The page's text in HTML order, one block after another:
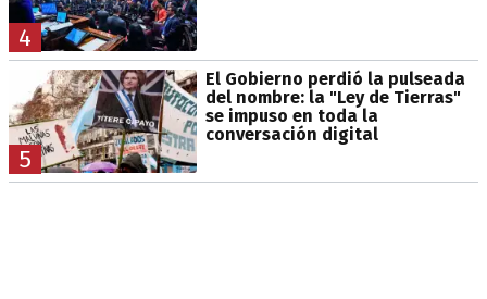
4
5
El Gobierno perdió la pulseada
del nombre: la "Ley de Tierras"
se impuso en toda la
conversación digital